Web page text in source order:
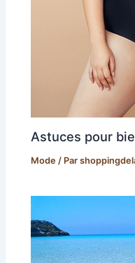
Astuces pour
Mode / Par